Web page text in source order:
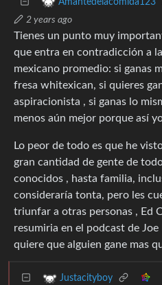
Amantedelacomida123
2 years ago
Tienes un punto muy
que entra en contradicción a
mexicano promedio: si ganas
fresa whitexican, si quieres
aspiracionista , si ganas lo
menos aún mejor porque así
Lo peor de todo es que he
gran cantidad de gente de
conocidos , hasta familia,
consideraría tonta, pero les
triunfar a otras personas , Ed
resumiria en el podcast de
quiere que alguien gane mas
Justacityboy